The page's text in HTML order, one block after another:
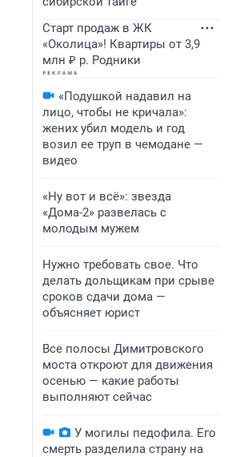
Старт продаж в ЖК
«Околица»! Квартиры от 3,9
млн ₽ р. Родники
«Подушкой надавил на
лицо, чтобы не кричала»:
жених убил модель и год
возил ее труп в чемодане —
видео
«Ну вот и всё»: звезда
«Дома-2» развелась с
молодым мужем
Нужно требовать свое. Что
делать дольщикам при срыве
сроков сдачи дома —
объясняет юрист
Все полосы Димитровского
моста откроют для движения
осенью — какие работы
выполняют сейчас
У могилы педофила. Его
смерть разделила страну на